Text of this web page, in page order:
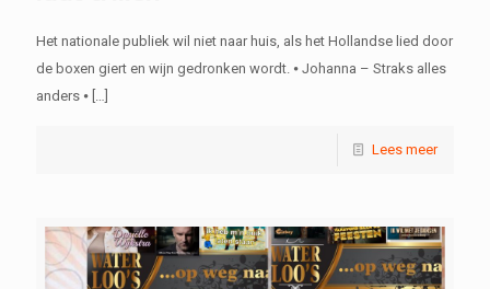
Het nationale publiek wil niet naar huis, als het Hollandse lied door
de boxen giert en wijn gedronken wordt. ⦁ Johanna – Straks alles
anders ⦁
Lees meer